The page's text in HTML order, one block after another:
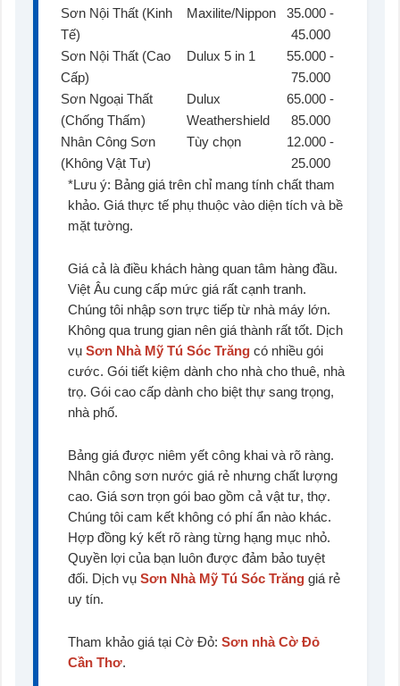
Sơn Nội Thất (Kinh
Tế)
Maxilite/Nippon
35.000 -
45.000
Sơn Nội Thất (Cao
Cấp)
Dulux 5 in 1
55.000 -
75.000
Sơn Ngoại Thất
(Chống Thấm)
Dulux
Weathershield
65.000 -
85.000
Nhân Công Sơn
(Không Vật Tư)
Tùy chọn
12.000 -
25.000
*Lưu ý: Bảng giá trên chỉ mang tính chất tham
khảo. Giá thực tế phụ thuộc vào diện tích và bề
mặt tường.
Giá cả là điều khách hàng quan tâm hàng đầu.
Việt Âu cung cấp mức giá rất cạnh tranh.
Chúng tôi nhập sơn trực tiếp từ nhà máy lớn.
Không qua trung gian nên giá thành rất tốt. Dịch
vụ Sơn Nhà Mỹ Tú Sóc Trăng có nhiều gói
cước. Gói tiết kiệm dành cho nhà cho thuê, nhà
trọ. Gói cao cấp dành cho biệt thự sang trọng,
nhà phố.
Bảng giá được niêm yết công khai và rõ ràng.
Nhân công sơn nước giá rẻ nhưng chất lượng
cao. Giá sơn trọn gói bao gồm cả vật tư, thợ.
Chúng tôi cam kết không có phí ẩn nào khác.
Hợp đồng ký kết rõ ràng từng hạng mục nhỏ.
Quyền lợi của bạn luôn được đảm bảo tuyệt
đối. Dịch vụ Sơn Nhà Mỹ Tú Sóc Trăng giá rẻ
uy tín.
Tham khảo giá tại Cờ Đỏ: Sơn nhà Cờ Đỏ
Cần Thơ.